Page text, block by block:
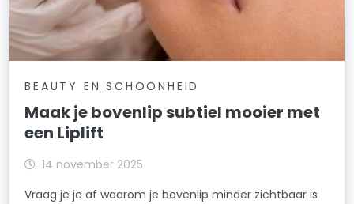
BEAUTY EN SCHOONHEID
Maak je bovenlip subtiel mooier met
een Liplift
14 november 2025
Vraag je je af waarom je bovenlip minder zichtbaar is